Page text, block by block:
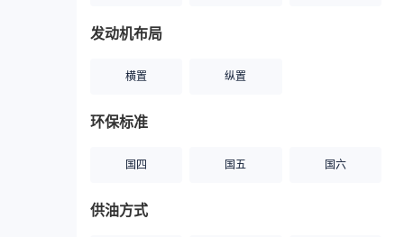
发动机布局
横置 纵置
环保标准
国四 国五 国六
供油方式